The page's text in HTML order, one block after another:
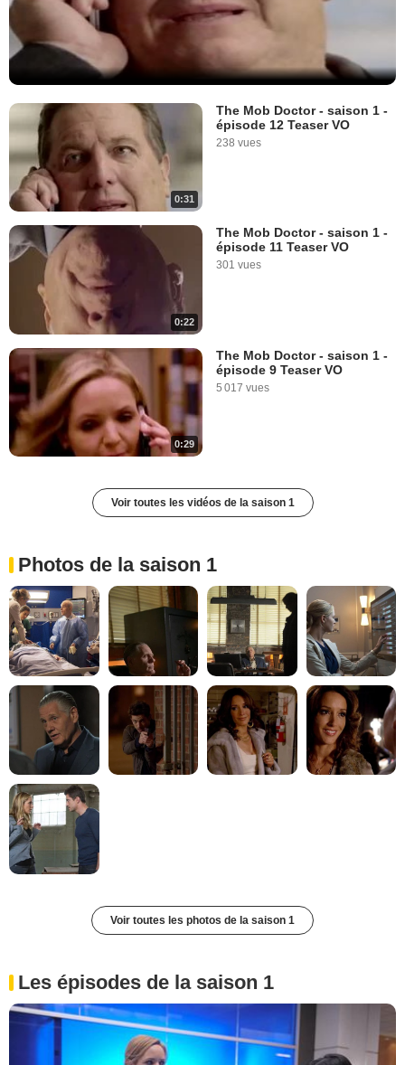
0:31
The Mob Doctor - saison 1 -
épisode 12 Teaser VO
238 vues
0:22
The Mob Doctor - saison 1 -
épisode 11 Teaser VO
301 vues
0:29
The Mob Doctor - saison 1 -
épisode 9 Teaser VO
5 017 vues
Voir toutes les vidéos de la saison 1
Photos de la saison 1
Voir toutes les photos de la saison 1
Les épisodes de la saison 1